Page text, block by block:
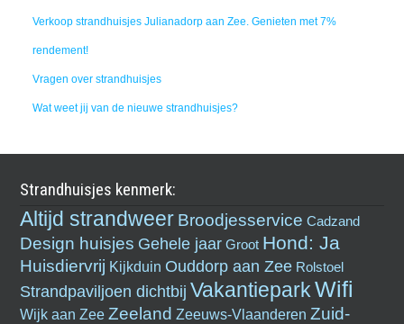
Verkoop strandhuisjes Julianadorp aan Zee. Genieten met 7%
rendement!
Vragen over strandhuisjes
Wat weet jij van de nieuwe strandhuisjes?
Strandhuisjes kenmerk:
Altijd strandweer Broodjesservice Cadzand
Design huisjes Gehele jaar Groot Hond: Ja
Huisdiervrij Kijkduin Ouddorp aan Zee Rolstoel
Strandpaviljoen dichtbij VakantieparkWifi
Wijk aan Zee Zeeland Zeeuws-Vlaanderen Zuid-